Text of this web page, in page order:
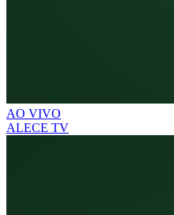
AO VIVO
ALECE TV